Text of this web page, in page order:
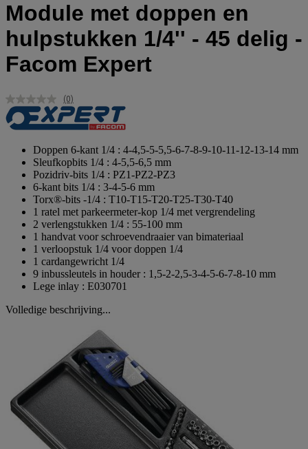
Module met doppen en
hulpstukken 1/4'' - 45 delig -
Facom Expert
Geen
scorewaarde.
Dezelfde
(0)
Doppen 6-kant 1/4 : 4-4,5-5-5,5-6-7-8-9-10-11-12-13-14 mm
Sleufkopbits 1/4 : 4-5,5-6,5 mm
Pozidriv-bits 1/4 : PZ1-PZ2-PZ3
6-kant bits 1/4 : 3-4-5-6 mm
Torx®-bits -1/4 : T10-T15-T20-T25-T30-T40
1 ratel met parkeermeter-kop 1/4 met vergrendeling
2 verlengstukken 1/4 : 55-100 mm
1 handvat voor schroevendraaier van bimateriaal
1 verloopstuk 1/4 voor doppen 1/4
1 cardangewricht 1/4
9 inbussleutels in houder : 1,5-2-2,5-3-4-5-6-7-8-10 mm
Lege inlay : E030701
Volledige beschrijving...